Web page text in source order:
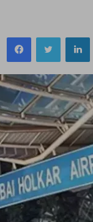
FacebookTwitter